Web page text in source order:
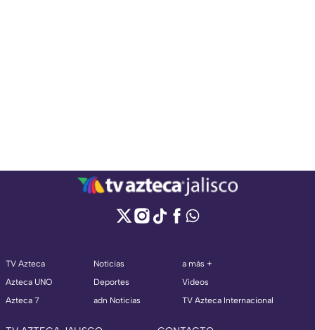
TV Azteca
Azteca UNO
Azteca 7
Noticias
Deportes
adn Noticias
a más +
Videos
TV Azteca Internacional